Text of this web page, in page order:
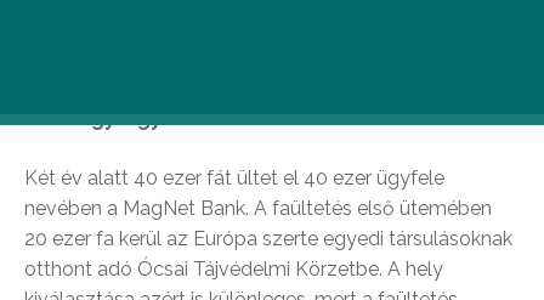
ültet egy-egy fát.
Két év alatt 40 ezer fát ültet el 40 ezer ügyfele
nevében a MagNet Bank. A faültetés első ütemében
20 ezer fa kerül az Európa szerte egyedi társulásoknak
otthont adó Ócsai Tájvédelmi Körzetbe. A hely